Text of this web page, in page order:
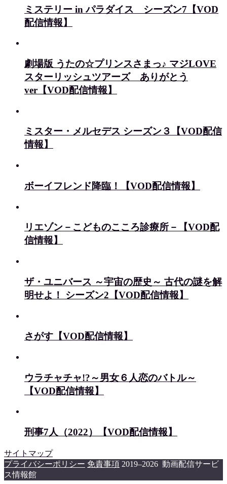
ミステリー in パラダイス シーズン7【VOD
配信情報】
劇場版 うたの☆プリンスさまっ♪ マジLOVE
スターリッシュツアーズ ありがとう
ver【VOD配信情報】
ミスター・メルセデス シーズン３【VOD配信
情報】
ボーイフレンド降臨！【VOD配信情報】
リエゾン－こどものこころ診療所－【VOD配
信情報】
ザ・ユニバース ～宇宙の歴史～ 古代の謎を解
明せよ！ シーズン2【VOD配信情報】
さがす【VOD配信情報】
ウラチャチャ!?～男女６人恋のバトル～
【VOD配信情報】
刑事7人（2022）【VOD配信情報】
サイトマップ
プライバシーポリシー 免責事項 2019–2026 動画配信サービ
ス情報館